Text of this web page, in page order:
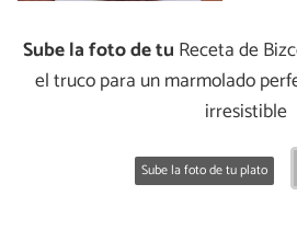
Sube la foto de tu Receta de
el truco para un marmolado
irresistible
Sube la foto de tu plato